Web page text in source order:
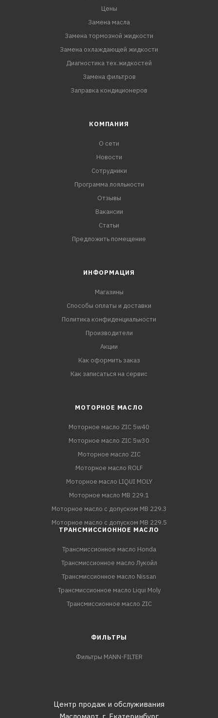
Обеспечивает надежную защиту элементов
Цены
Замена масла
Замена тормозной жидкости
Замена охлаждающей жидкости
Диагностика тех.жидкостей
Замена фильтров
Заправка кондиционеров
КОМПАНИЯ
О сети
Новости
Сотрудники
Программа лояльности
Отзывы
Вакансии
Статьи
Предложить помещение
ИНФОРМАЦИЯ
Магазины
Способы оплаты и доставки
Политика конфиденциальности
Производители
Акции
Как оформить заказ
Как записаться на сервис
МОТОРНОЕ МАСЛО
Моторное масло ZIC 5w40
Моторное масло ZIC 5w30
Моторное масло ZIC
Моторное масло ROLF
Моторное масло LIQUI MOLY
Моторное масло MB 229.1
Моторное масло с допуском MB 229.3
Моторное масло с допуском MB 229.5
ТРАНСМИССИОННОЕ МАСЛО
Трансмиссионное масло Honda
Трансмиссионное масло Лукойл
Трансмиссионное масло Nissan
Трансмиссионное масло Liqui Moly
Трансмиссионное масло ZIC
ФИЛЬТРЫ
Фильтры MANN-FILTER
Центр продаж и обслуживания